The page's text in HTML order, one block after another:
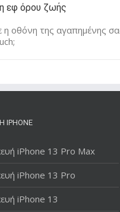
εφ όρου ζωής
οθόνη της αγαπημένης
IPHONE
iPhone 13 Pro Max
iPhone 13 Pro
iPhone 13